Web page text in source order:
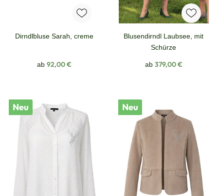
Dirndlbluse Sarah, creme
Regulärer Preis:
ab 92,00 €
Blusendirndl Laubsee, mit
Schürze
Regulärer Preis:
ab 379,00 €
Neu Neu